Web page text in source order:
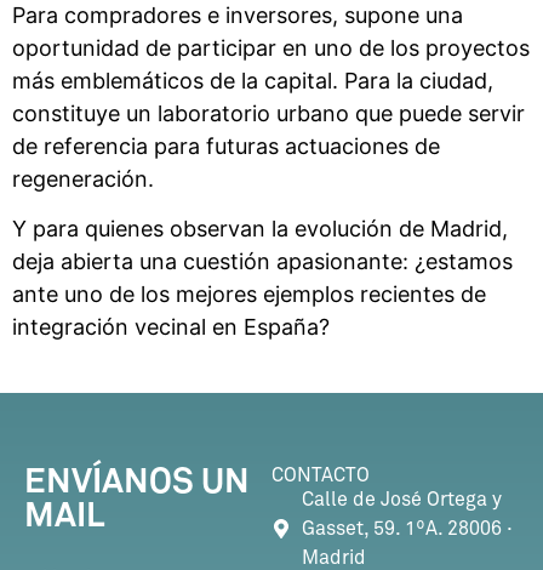
Para compradores e inversores, supone una
oportunidad de participar en uno de los proyectos
más emblemáticos de la capital. Para la ciudad,
constituye un laboratorio urbano que puede servir
de referencia para futuras actuaciones de
regeneración.
Y para quienes observan la evolución de Madrid,
deja abierta una cuestión apasionante: ¿estamos
ante uno de los mejores ejemplos recientes de
integración vecinal en España?
ENVÍANOS UN
MAIL
CONTACTO
Calle de José Ortega y
Gasset, 59. 1ºA. 28006 ·
Madrid